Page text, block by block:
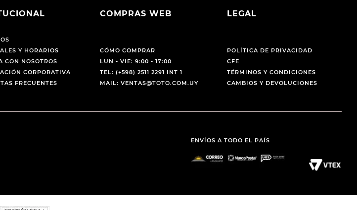
Y HORARIOS
CON NOSOTROS
CORPORATIVA
FRECUENTES
COMPRAS WEB
CÓMO COMPRAR
LUN - VIE: 9:00 - 17:00
TEL: (+598) 2511 2291 INT 1
MAIL: VENTAS@TOTO.COM.UY
LEGAL
POLÍTICA DE PRIVACIDAD
CFE
TÉRMINOS Y CONDICIONES
CAMBIOS Y DEVOLUCIONES
ENVÍOS A TODO EL PAÍS